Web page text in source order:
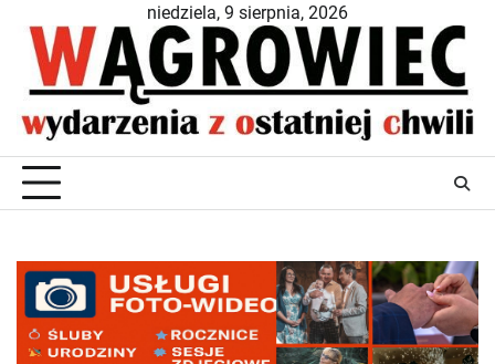
content
niedziela, 9 sierpnia, 2026